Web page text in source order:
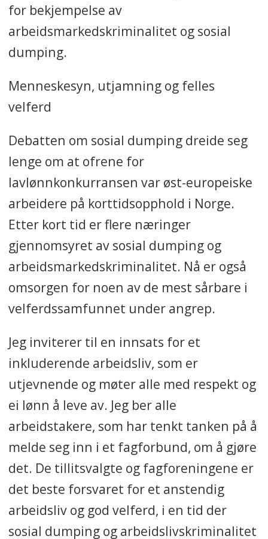
for bekjempelse av
arbeidsmarkedskriminalitet og sosial
dumping.
Menneskesyn, utjamning og felles
velferd
Debatten om sosial dumping dreide seg
lenge om at ofrene for
lavlønnkonkurransen var øst-europeiske
arbeidere på korttidsopphold i Norge.
Etter kort tid er flere næringer
gjennomsyret av sosial dumping og
arbeidsmarkedskriminalitet. Nå er også
omsorgen for noen av de mest sårbare i
velferdssamfunnet under angrep.
Jeg inviterer til en innsats for et
inkluderende arbeidsliv, som er
utjevnende og møter alle med respekt og
ei lønn å leve av. Jeg ber alle
arbeidstakere, som har tenkt tanken på å
melde seg inn i et fagforbund, om å gjøre
det. De tillitsvalgte og fagforeningene er
det beste forsvaret for et anstendig
arbeidsliv og god velferd, i en tid der
sosial dumping og arbeidslivskriminalitet